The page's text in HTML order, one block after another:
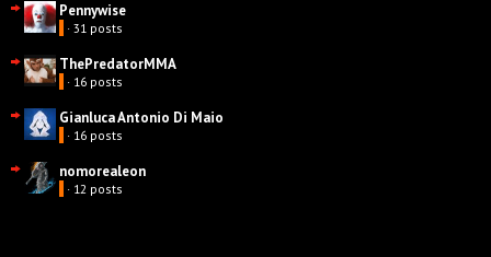
Pennywise
· 31 posts
ThePredatorMMA
· 16 posts
Gianluca Antonio Di Maio
· 16 posts
nomorealeon
· 12 posts